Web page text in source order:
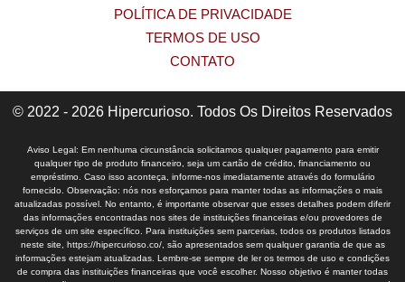
POLÍTICA DE PRIVACIDADE
TERMOS DE USO
CONTATO
© 2022 - 2026 Hipercurioso. Todos Os Direitos Reservados
Aviso Legal: Em nenhuma circunstância solicitamos qualquer pagamento para emitir
qualquer tipo de produto financeiro, seja um cartão de crédito, financiamento ou
empréstimo. Caso isso aconteça, informe-nos imediatamente através do formulário
fornecido. Observação: nós nos esforçamos para manter todas as informações o mais
atualizadas possível. No entanto, é importante observar que esses detalhes podem diferir
das informações encontradas nos sites de instituições financeiras e/ou provedores de
serviços de um site específico. Para instituições sem parcerias, todos os produtos listados
neste site, https://hipercurioso.co/, são apresentados sem qualquer garantia de que as
informações estejam atualizadas. Lembre-se sempre de ler os termos de uso e condições
de compra das instituições financeiras que você escolher. Nosso objetivo é manter todas